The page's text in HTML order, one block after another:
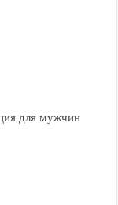
для мужчин